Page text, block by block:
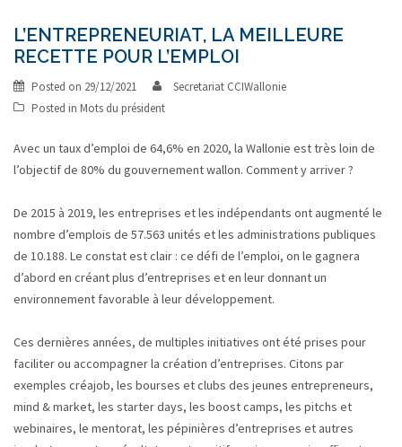
L’ENTREPRENEURIAT, LA MEILLEURE
RECETTE POUR L’EMPLOI
Posted on 29/12/2021
Secretariat CCIWallonie
Posted in Mots du président
Avec un taux d’emploi de 64,6% en 2020, la Wallonie est très loin de
l’objectif de 80% du gouvernement wallon. Comment y arriver ?
De 2015 à 2019, les entreprises et les indépendants ont augmenté le
nombre d’emplois de 57.563 unités et les administrations publiques
de 10.188. Le constat est clair : ce défi de l’emploi, on le gagnera
d’abord en créant plus d’entreprises et en leur donnant un
environnement favorable à leur développement.
Ces dernières années, de multiples initiatives ont été prises pour
faciliter ou accompagner la création d’entreprises. Citons par
exemples créajob, les bourses et clubs des jeunes entrepreneurs,
mind & market, les starter days, les boost camps, les pitchs et
webinaires, le mentorat, les pépinières d’entreprises et autres